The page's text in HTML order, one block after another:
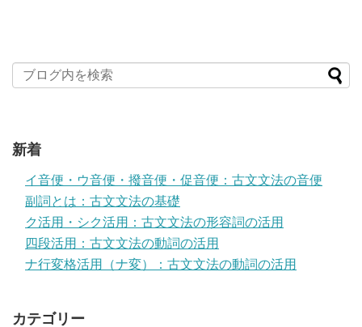
新着
イ音便・ウ音便・撥音便・促音便：古文文法の音便
副詞とは：古文文法の基礎
ク活用・シク活用：古文文法の形容詞の活用
四段活用：古文文法の動詞の活用
ナ行変格活用（ナ変）：古文文法の動詞の活用
カテゴリー